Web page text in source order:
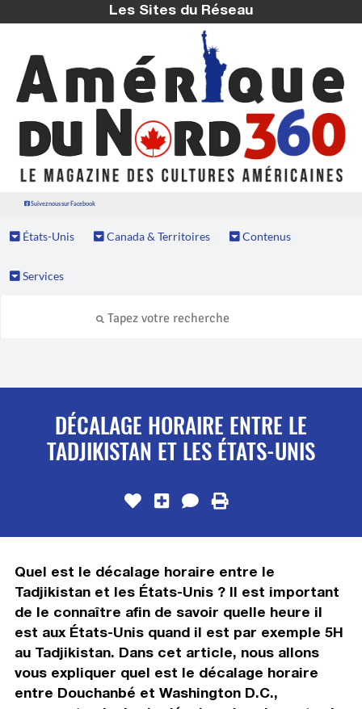
Les Sites du Réseau
Suivez nous sur Facebook
États-Unis Canada & Territoires Contenus
Services
DÉCALAGE HORAIRE ENTRE LE
TADJIKISTAN ET LES ÉTATS-UNIS
Quel est le décalage horaire entre le
Tadjikistan et les États-Unis ? Il est important
de le connaître afin de savoir quelle heure il
est aux États-Unis quand il est par exemple 5H
au Tadjikistan. Dans cet article, nous allons
vous expliquer quel est le décalage horaire
entre Douchanbé et Washington D.C.,